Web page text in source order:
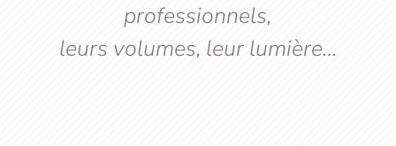
professionnels,
leurs volumes, leur lumière…